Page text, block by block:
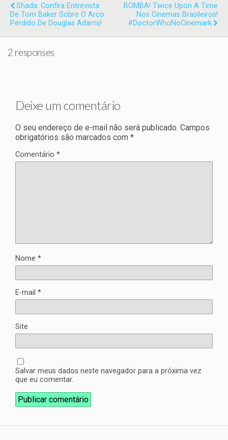
Shada: Confira Entrevista
De Tom Baker Sobre O Arco
Perdido De Douglas Adams!
BOMBA! Twice Upon A Time
Nos Cinemas Brasileiros!
#DoctorWhoNoCinemark
2 responses
Deixe um comentário
O seu endereço de e-mail não será publicado. Campos
obrigatórios são marcados com *
Comentário *
Nome *
E-mail *
Site
Salvar meus dados neste navegador para a próxima vez
que eu comentar.